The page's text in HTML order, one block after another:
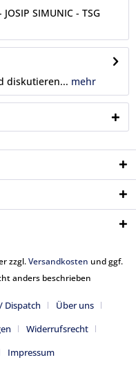
SIMUNIC - TSG
diskutieren... mehr
zzgl.Versandkosten und ggf.
anders beschrieben
Dispatch
Über uns
Widerrufsrecht
Impressum